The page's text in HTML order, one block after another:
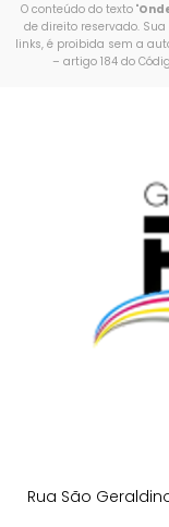
O conteúdo do texto "
de direito reservado.
links, é proibida sem a
– artigo 184 do
Rua São